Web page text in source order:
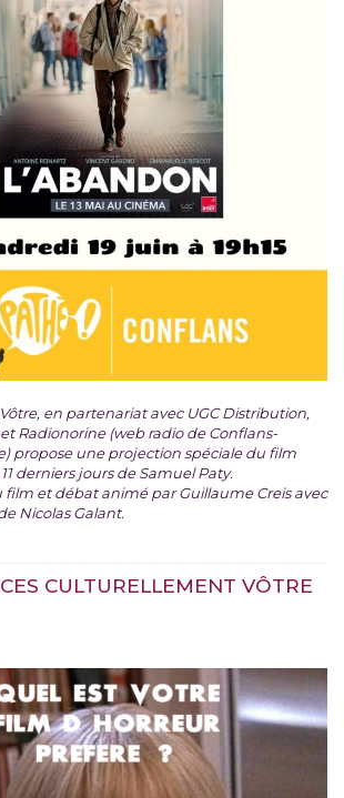
en partenariat avec UGC Distribution,
Radionorine (web radio de Conflans-
propose une projection spéciale du film
11 derniers jours de Samuel Paty.
film et débat animé par Guillaume Creis avec
Nicolas Galant.
CULTURELLEMENT VÔTRE